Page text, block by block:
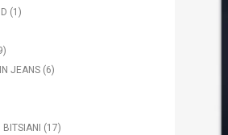
(1)
JEANS (6)
BITSIANI (17)